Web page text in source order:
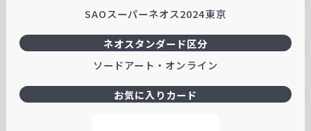
SAOスーパーネオス2024東京
ネオスタンダード区分
ソードアート・オンライン
お気に入りカード